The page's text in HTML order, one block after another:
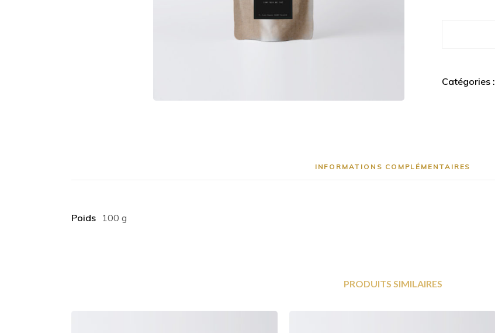
Catégories :
INFORMATIONS COMPLÉMENTAIRES
Poids 100 g
PRODUITS SIMILAIRES